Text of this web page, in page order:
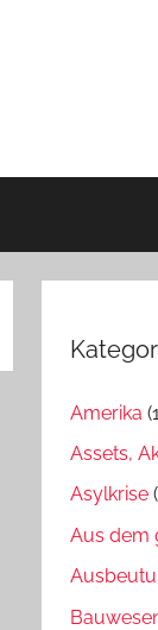
Amerika
Assets,
Asylkrise
Aus dem